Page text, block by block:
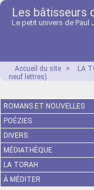
Les bâtisseurs
Le petit univers de Paul
Accueil du site > LA
neuf lettres)
ROMANS ET NOUVELLES
POÉZIES
DIVERS
MÉDIATHÈQUE
LA TORAH
À MÉDITER